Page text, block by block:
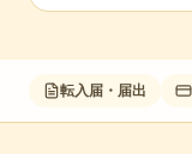
転入届・届出